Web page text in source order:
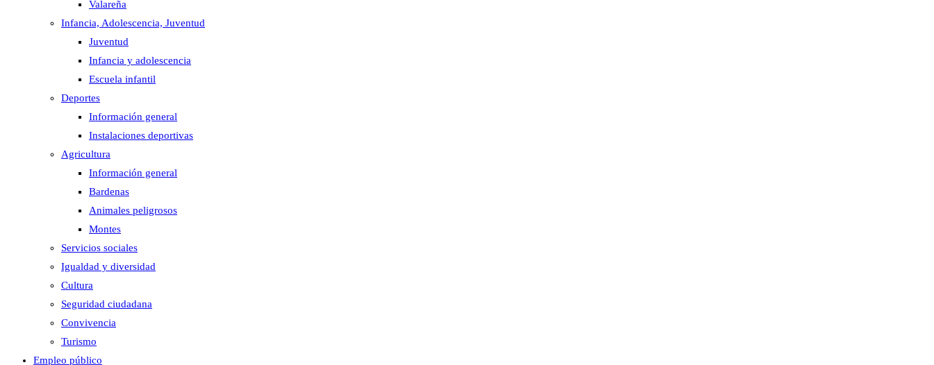
Valareña
Infancia, Adolescencia, Juventud
Juventud
Infancia y adolescencia
Escuela infantil
Deportes
Información general
Instalaciones deportivas
Agricultura
Información general
Bardenas
Animales peligrosos
Montes
Servicios sociales
Igualdad y diversidad
Cultura
Seguridad ciudadana
Convivencia
Turismo
Empleo público